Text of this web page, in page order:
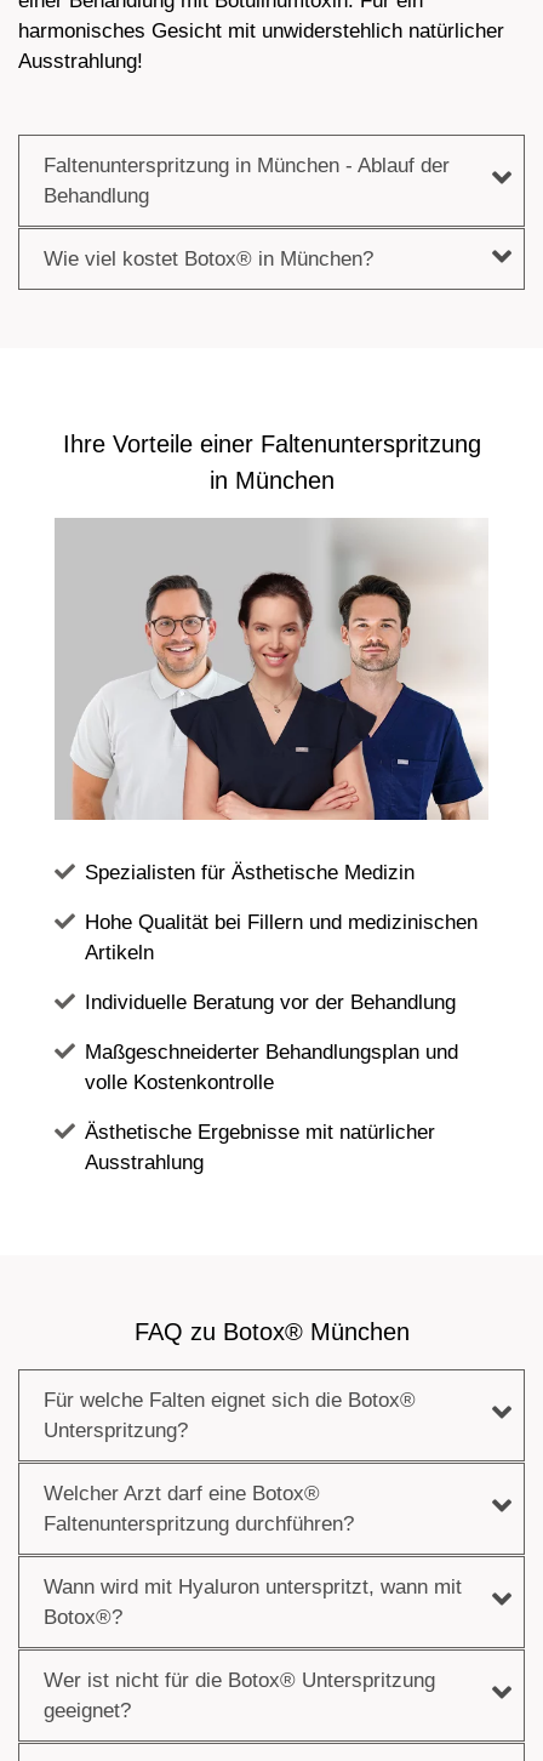
harmonisches Gesicht mit unwiderstehlich natürlicher
Ausstrahlung!
Faltenunterspritzung in München - Ablauf der
Behandlung
Wie viel kostet Botox® in München?
Ihre Vorteile einer Faltenunterspritzung
in München
Spezialisten für Ästhetische Medizin
Hohe Qualität bei Fillern und medizinischen
Artikeln
Individuelle Beratung vor der Behandlung
Maßgeschneiderter Behandlungsplan und
volle Kostenkontrolle
Ästhetische Ergebnisse mit natürlicher
Ausstrahlung
FAQ zu Botox® München
Für welche Falten eignet sich die Botox®
Unterspritzung?
Welcher Arzt darf eine Botox®
Faltenunterspritzung durchführen?
Wann wird mit Hyaluron unterspritzt, wann mit
Botox®?
Wer ist nicht für die Botox® Unterspritzung
geeignet?